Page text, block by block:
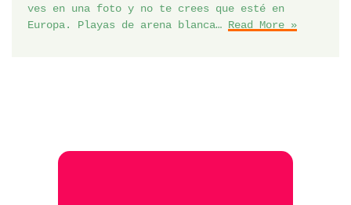
ves en una foto y no te crees que esté en
Europa. Playas de arena blanca… Read More »